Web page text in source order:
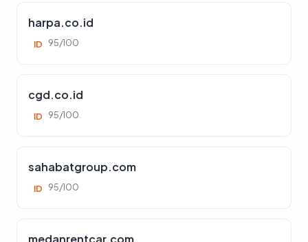
harpa.co.id
ID 95/100
cgd.co.id
ID 95/100
sahabatgroup.com
ID 95/100
medanrentcar.com